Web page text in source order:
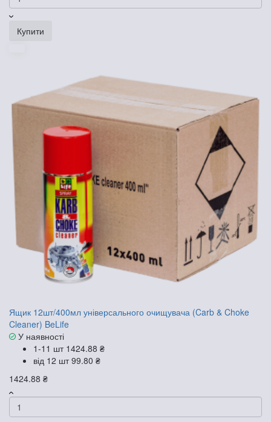
Купити
Ящик 12шт/400мл універсального очищувача (Carb & Choke
Cleaner) BeLife
У наявності
1-11 шт 1424.88 ₴
від 12 шт99.80 ₴
1424.88 ₴